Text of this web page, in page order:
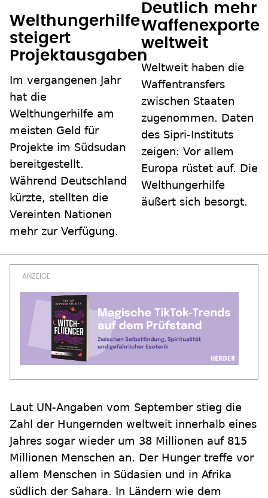
Welthungerhilfe
steigert
Projektausgaben
Im vergangenen Jahr
hat die
Welthungerhilfe am
meisten Geld für
Projekte im Südsudan
bereitgestellt.
Während Deutschland
kürzte, stellten die
Vereinten Nationen
mehr zur Verfügung.
Deutlich mehr
Waffenexporte
weltweit
Weltweit haben die
Waffentransfers
zwischen Staaten
zugenommen. Daten
des Sipri-Instituts
zeigen: Vor allem
Europa rüstet auf. Die
Welthungerhilfe
äußert sich besorgt.
Laut UN-Angaben vom September stieg die
Zahl der Hungernden weltweit innerhalb eines
Jahres sogar wieder um 38 Millionen auf 815
Millionen Menschen an. Der Hunger treffe vor
allem Menschen in Südasien und in Afrika
südlich der Sahara. In Ländern wie dem